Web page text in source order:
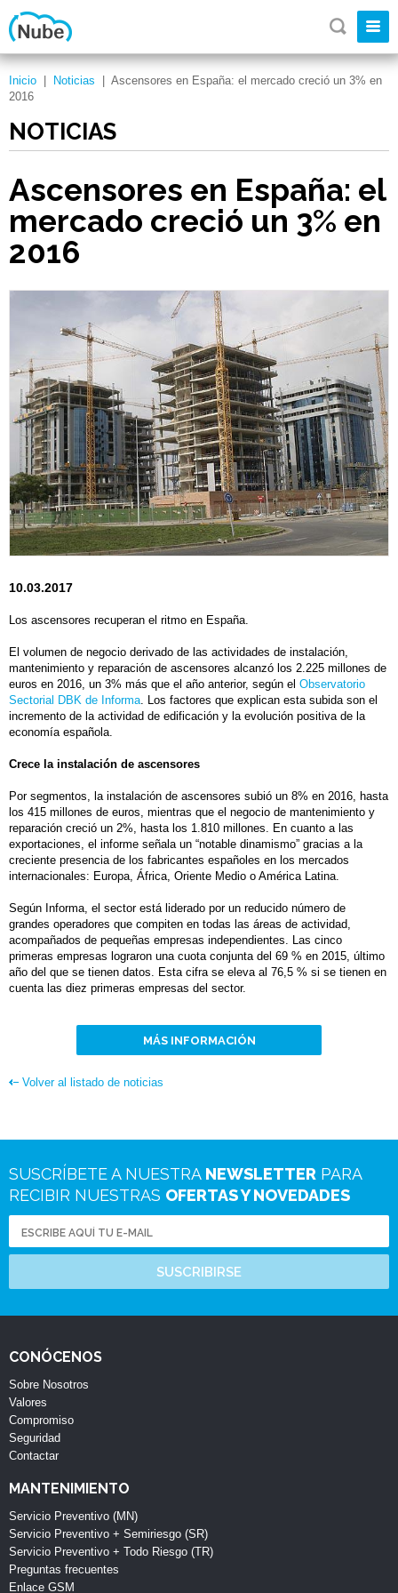
Inicio Noticias
Ascensores en España: el mercado creció un 3% en
2016
NOTICIAS
Ascensores en España: el
mercado creció un 3% en
2016
10.03.2017
Los ascensores recuperan el ritmo en España.
El volumen de negocio derivado de las actividades de instalación,
mantenimiento y reparación de ascensores alcanzó los 2.225 millones de
euros en 2016, un 3% más que el año anterior, según el Observatorio
Sectorial DBK de Informa. Los factores que explican esta subida son el
incremento de la actividad de edificación y la evolución positiva de la
economía española.
Crece la instalación de ascensores
Por segmentos, la instalación de ascensores subió un 8% en 2016, hasta
los 415 millones de euros, mientras que el negocio de mantenimiento y
reparación creció un 2%, hasta los 1.810 millones. En cuanto a las
exportaciones, el informe señala un “notable dinamismo” gracias a la
creciente presencia de los fabricantes españoles en los mercados
internacionales: Europa, África, Oriente Medio o América Latina.
Según Informa, el sector está liderado por un reducido número de
grandes operadores que compiten en todas las áreas de actividad,
acompañados de pequeñas empresas independientes. Las cinco
primeras empresas lograron una cuota conjunta del 69 % en 2015, último
año del que se tienen datos. Esta cifra se eleva al 76,5 % si se tienen en
cuenta las diez primeras empresas del sector.
MÁS INFORMACIÓN
Volver al listado de noticias
SUSCRÍBETE A NUESTRA NEWSLETTER PARA
RECIBIR NUESTRAS OFERTAS Y NOVEDADES
SUSCRIBIRSE
CONÓCENOS
Sobre Nosotros
Valores
Compromiso
Seguridad
Contactar
MANTENIMIENTO
Servicio Preventivo (MN)
Servicio Preventivo + Semiriesgo (SR)
Servicio Preventivo + Todo Riesgo (TR)
Preguntas frecuentes
Enlace GSM